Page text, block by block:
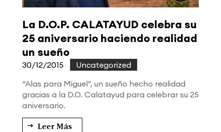
La D.O.P. CALATAYUD celebra su
25 aniversario haciendo realidad
un sueño
30/12/2015
Uncategorized
“Alas para Miguel”, un sueño hecho realidad
gracias a la D.O. Calatayud para celebrar su 25
aniversario.
Leer Más